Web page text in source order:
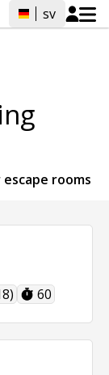
sv
escape rooms
60